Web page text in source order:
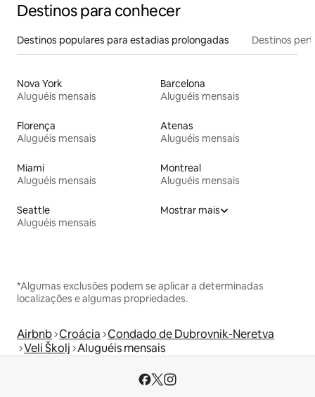
Destinos para conhecer
Destinos populares para estadias prolongadas Destinos
Nova York
Aluguéis mensais
Barcelona
Aluguéis mensais
Florença
Aluguéis mensais
Atenas
Aluguéis mensais
Miami
Aluguéis mensais
Montreal
Aluguéis mensais
Seattle
Aluguéis mensais
Mostrar mais
*Algumas exclusões podem se aplicar a determinadas
localizações e algumas propriedades.
Airbnb Croácia Condado de Dubrovnik-Neretva
Veli Školj Aluguéis mensais